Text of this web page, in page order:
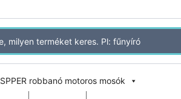
robbanó motoros mosók